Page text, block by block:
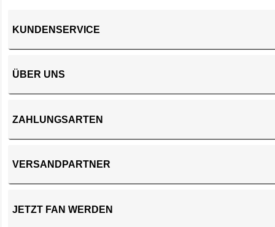
KUNDENSERVICE
ÜBER UNS
ZAHLUNGSARTEN
VERSANDPARTNER
JETZT FAN WERDEN